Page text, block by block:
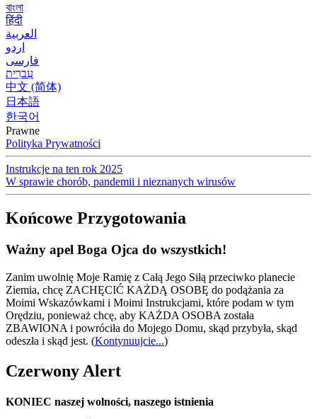
বাংলা
हिंदी
العربية
اردو
فارسی
עִברִית
中文 (简体)
日本語
한국어
Prawne
Polityka Prywatności
Instrukcje na ten rok 2025
W sprawie chorób, pandemii i nieznanych wirusów
Końcowe Przygotowania
Ważny apel Boga Ojca do wszystkich!
Zanim uwolnię Moje Ramię z Całą Jego Siłą przeciwko planecie
Ziemia, chcę ZACHĘCIĆ KAŻDĄ OSOBĘ do podążania za
Moimi Wskazówkami i Moimi Instrukcjami, które podam w tym
Orędziu, ponieważ chcę, aby KAŻDA OSOBA została
ZBAWIONA i powróciła do Mojego Domu, skąd przybyła, skąd
odeszła i skąd jest. (Kontynuujcie...)
Czerwony Alert
KONIEC naszej wolności, naszego istnienia